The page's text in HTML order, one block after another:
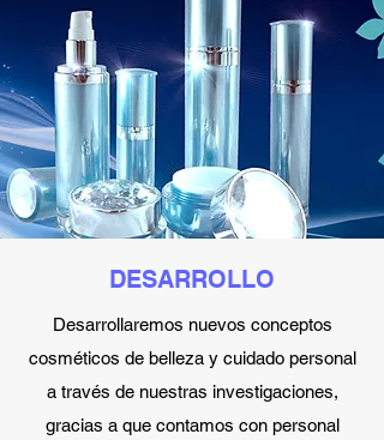
DESARROLLO
Desarrollaremos nuevos conceptos
cosméticos de belleza y cuidado personal
a través de nuestras investigaciones,
gracias a que contamos con personal